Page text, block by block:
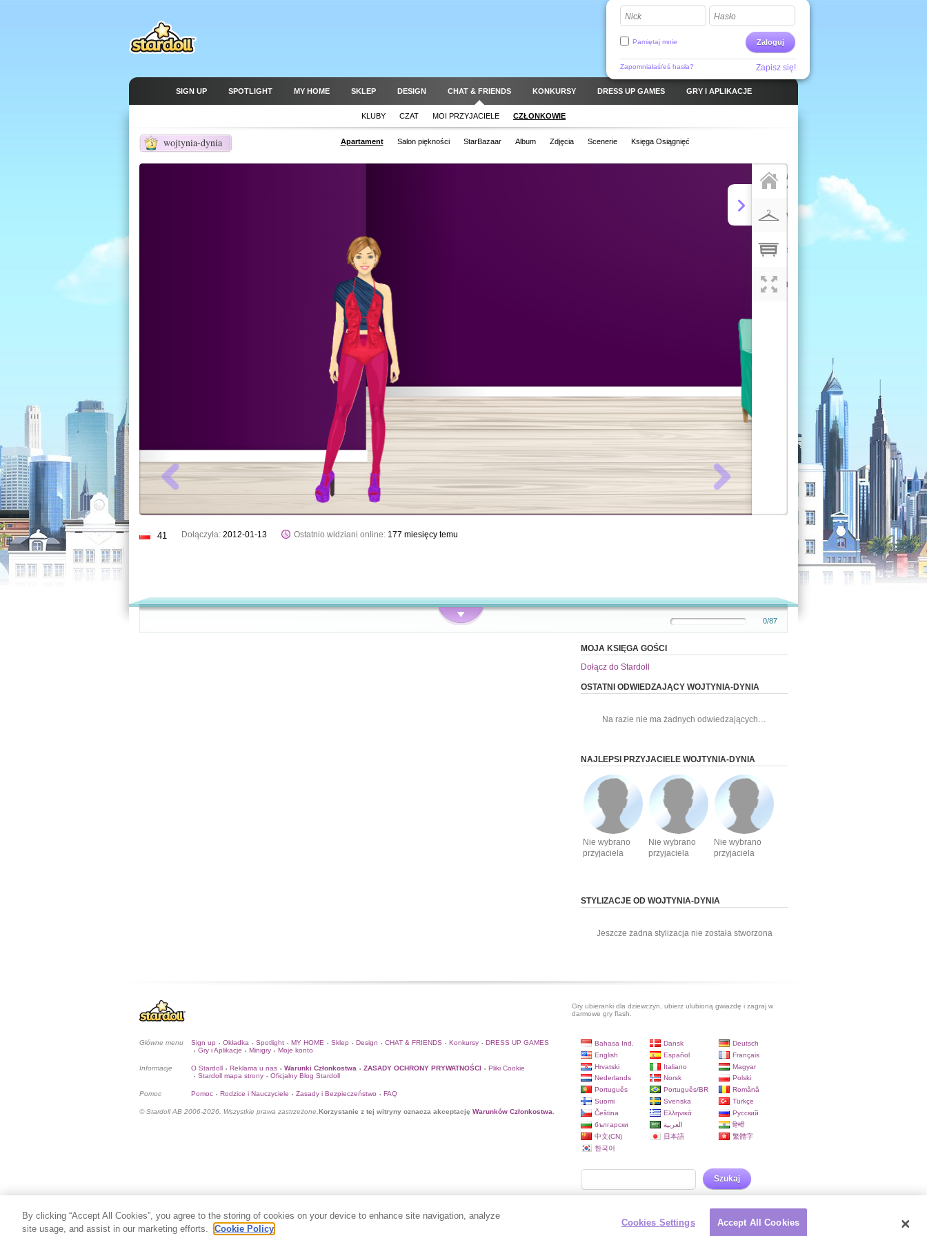
Nick Hasło
Zaloguj
Pamiętaj mnie
Zapomniałaś/eś hasła? Zapisz się!
SIGN UP SPOTLIGHT MY HOME SKLEP DESIGN CHAT & FRIENDS KONKURSY DRESS UP GAMES GRY I APLIKACJE
KLUBY CZAT MOI PRZYJACIELE CZŁONKOWIE
wojtynia-dynia
1 Apartament Salon piękności StarBazaar Album Zdjęcia Scenerie Księga Osiągnięć
41 Dołączyła: 2012-01-13 Ostatnio widziani online: 177 miesięcy temu
0/87
MOJA KSIĘGA GOŚCI
Dołącz do Stardoll
OSTATNI ODWIEDZAJĄCY WOJTYNIA-DYNIA
Na razie nie ma żadnych odwiedzających…
NAJLEPSI PRZYJACIELE WOJTYNIA-DYNIA
Nie wybrano
przyjaciela
Nie wybrano
przyjaciela
Nie wybrano
przyjaciela
STYLIZACJE OD WOJTYNIA-DYNIA
Jeszcze żadna stylizacja nie została stworzona
Gry ubieranki dla dziewczyn, ubierz ulubioną gwiazdę i zagraj w
darmowe gry flash.
Główne menu Sign up • Okładka • Spotlight • MY HOME • Sklep • Design • CHAT & FRIENDS • Konkursy • DRESS UP GAMES
• Gry i Aplikacje • Minigry • Moje konto
Informacje O Stardoll • Reklama u nas • Warunki Członkostwa • ZASADY OCHRONY PRYWATNOŚCI • Pliki Cookie
• Stardoll mapa strony • Oficjalny Blog Stardoll
Pomoc Pomoc • Rodzice i Nauczyciele • Zasady i Bezpieczeństwo • FAQ
© Stardoll AB 2006-2026. Wszystkie prawa zastrzeżone. Korzystanie z tej witryny oznacza akceptację Warunków Członkostwa
Bahasa Ind. Dansk
Deutsch
English
Español
Français
Hrvatski
Italiano
Magyar
Nederlands
Norsk
Polski
Português
Português/BR
Română
Suomi
Svenska
Türkçe
Čeština
Ελληνικά
Русский
български
العربية
हिन्दी
中文(CN)
日本語
繁體字
한국어
Szukaj
By clicking “Accept All Cookies”, you agree to the storing of cookies on your device to enhance site navigation, analyze
site usage, and assist in our marketing efforts.
Cookie Policy
Cookies Settings Accept All Cookies